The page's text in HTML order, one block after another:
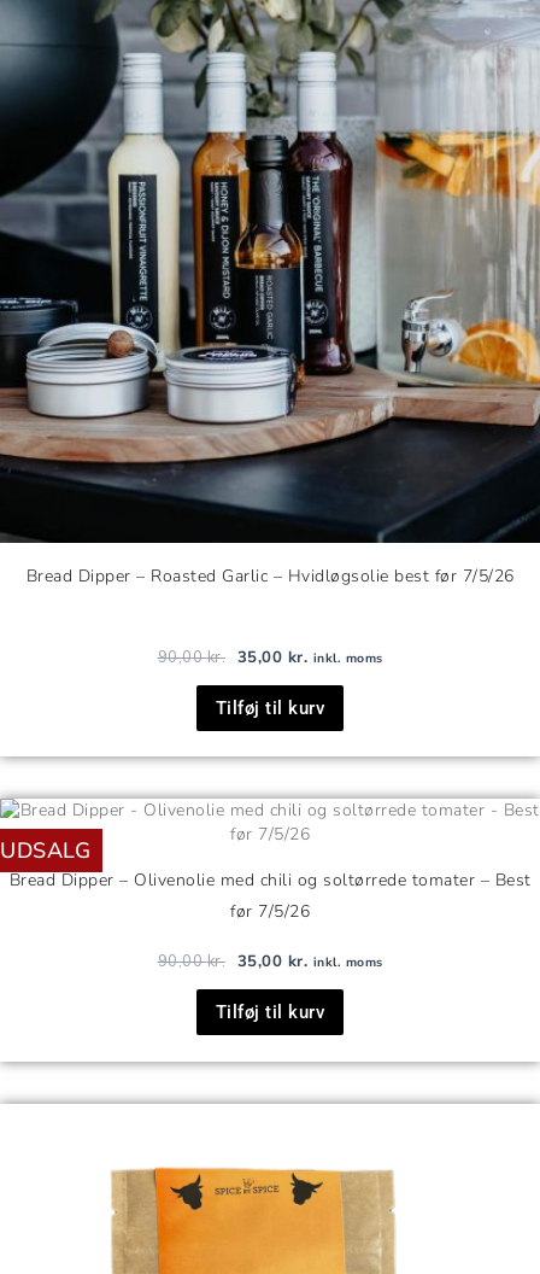
Bread Dipper – Roasted Garlic – Hvidløgsolie best før 7/5/26
90,00kr. 35,00 kr. inkl. moms
Tilføj til kurv
UDSALG
Bread Dipper – Olivenolie med chili og soltørrede tomater – Best
før 7/5/26
90,00kr.
Den
oprindelige
var:
90,00 kr..
35,00 kr.
Den
aktuelle
35,00 kr..
inkl. moms
Tilføj til kurv